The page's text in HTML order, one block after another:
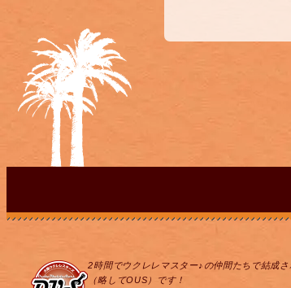
2時間でウクレレマスター♪の仲間たちで結成
（略してOUS）です！